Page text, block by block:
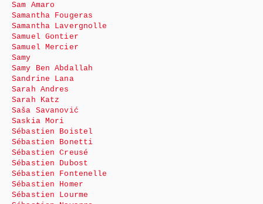
Sam Amaro
Samantha Fougeras
Samantha Lavergnolle
Samuel Gontier
Samuel Mercier
Samy
Samy Ben Abdallah
Sandrine Lana
Sarah Andres
Sarah Katz
Saša Savanović
Saskia Mori
Sébastien Boistel
Sébastien Bonetti
Sébastien Creusé
Sébastien Dubost
Sébastien Fontenelle
Sébastien Homer
Sébastien Lourme